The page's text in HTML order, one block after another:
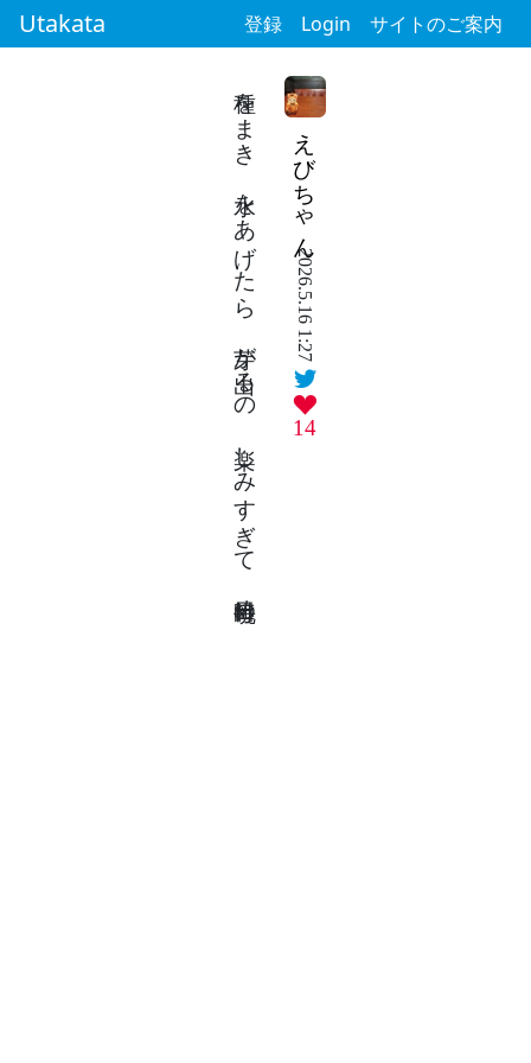
Utakata 登録 Login サイトのご案内
えびちゃん
2026.5.16 1:27
14
種をまき 水をあげたら 芽が出るの 楽しみすぎて 毎日眺め